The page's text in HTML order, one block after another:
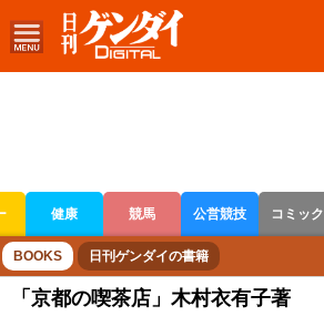
健康 競馬 公営競技 コミック
ボートレース 競輪 オートレース
BOOKS 日刊ゲンダイの書籍
「京都の喫茶店」木村衣有子著